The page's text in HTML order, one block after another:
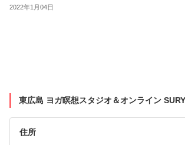
2022年1月04日
東広島 ヨガ瞑想スタジオ＆オンライン
住所